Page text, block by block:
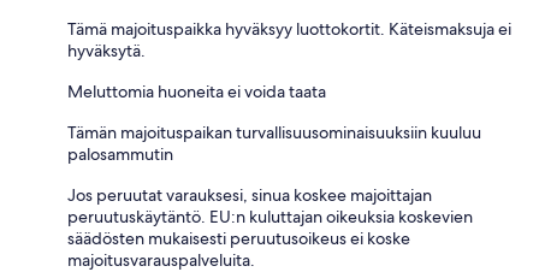
Tämä majoituspaikka hyväksyy luottokortit. Käteismaksuja ei
hyväksytä.
Meluttomia huoneita ei voida taata
Tämän majoituspaikan turvallisuusominaisuuksiin kuuluu
palosammutin
Jos peruutat varauksesi, sinua koskee majoittajan
peruutuskäytäntö. EU:n kuluttajan oikeuksia koskevien
säädösten mukaisesti peruutusoikeus ei koske
majoitusvarauspalveluita.